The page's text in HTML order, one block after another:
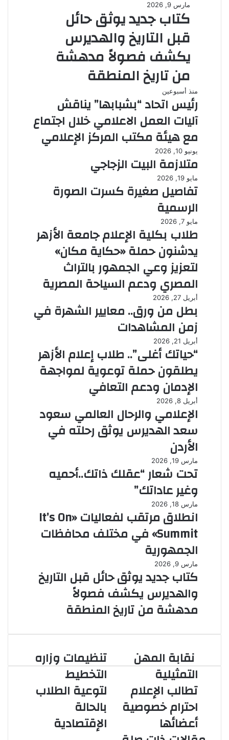
مارس 9, 2026
كتاب جديد يوثق حائل
قبل التاريخ والهديرس
يكشف فصولاً مدهشة
من تاريخ المنطقة
منذ أسبوعين
رئيس اتحاد “بشبابها” يناقش
آليات العمل الاعلامي خلال اجتماع
مع هيئة مكتب المركز الإعلامي
يونيو 10, 2026
متلازمة البيت الزجاجي
مايو 19, 2026
تفاصيل صغيرة كسرت الصورة
الرسمية
مايو 7, 2026
طلاب بكلية الإعلام جامعة الأزهر
يدشنون حملة «حكاية مكان»
لتعزيز وعي الجمهور بالتراث
المصري ودعم السياحة المصرية
أبريل 27, 2026
بطل من ورق.. معايير الشهرة في
زمن المشاهدات
أبريل 21, 2026
“حياتك أغلى”.. طلاب إعلام الأزهر
يطلقون حملة توعوية لمواجهة
الإدمان ودعم التعافي
أبريل 8, 2026
الإعلامي والرحال العالمي سعود
سعد الهديرس يوثق رحلته في
الأردن
مارس 19, 2026
تحت شعار “عقلك ذاتك..أحميه
وغير عاداتك”
مارس 18, 2026
انطلاق مرتقب لفعاليات «It’s On
Summit» في مختلف محافظات
الجمهورية
مارس 9, 2026
كتاب جديد يوثق حائل قبل التاريخ
والهديرس يكشف فصولاً
مدهشة من تاريخ المنطقة
تنظيمات
وزاره
التخطيط
لتوعية
الطلاب
بالحالة
الإقتصادية
تنظيمات وزاره
التخطيط
لتوعية الطلاب
بالحالة
الإقتصادية
نقابة
المهن
التمثيلية
تطالب
احترام
خصوصية
أعضائها
نقابة المهن
التمثيلية
تطالب الإعلام
احترام خصوصية
أعضائها